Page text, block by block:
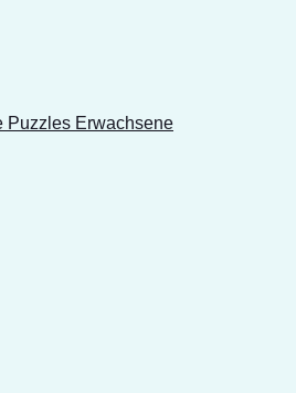
Puzzles Erwachsene